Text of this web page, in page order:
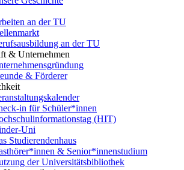
an der TU
an der TU
& Unternehmen
& Förderer
in für Schüler*innen
(HIT)
Uni
Studierendenhaus
& Senior*innenstudium
der Universitätsbibliothek